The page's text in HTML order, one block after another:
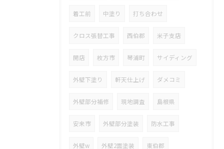
着工前 中塗り 打ち合わせ
クロス張替工事 西伯郡 米子支店
開店 枚方市 琴浦町 サイディング
外壁下塗り 軒天仕上げ ダメコミ
外壁部分補修 現地調査 島根県
安来市 外壁部分塗装 防水工事
外壁w 外壁2面塗装 東伯郡